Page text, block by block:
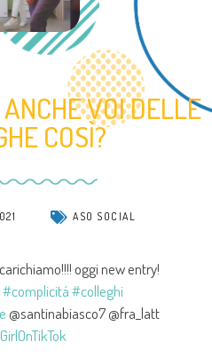
VOI DELLE
COSÌ?
ASO SOCIAL
oggi new entry!
#complicitá#colleghi
@santinabiasco7 @fra_latt